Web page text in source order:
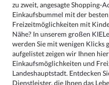
zu zweit, angesagte Shopping-
Einkaufsbummel mit der
Freizeitmöglichkeiten mit
Nähe? In unserem großen
werden Sie mit wenigen
aufgelistet zeigen wir Ihnen
Einkaufsmöglichkeiten und
Landeshauptstadt. Entdecken
Dienstleister, die Ihnen das